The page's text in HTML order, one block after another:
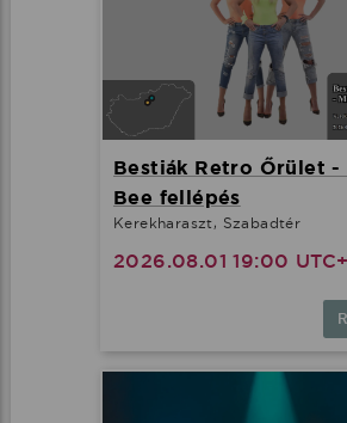
Bestiák Retro Őrület -
Bee fellépés
Kerekharaszt, Szabadtér
2026.08.01 19:00